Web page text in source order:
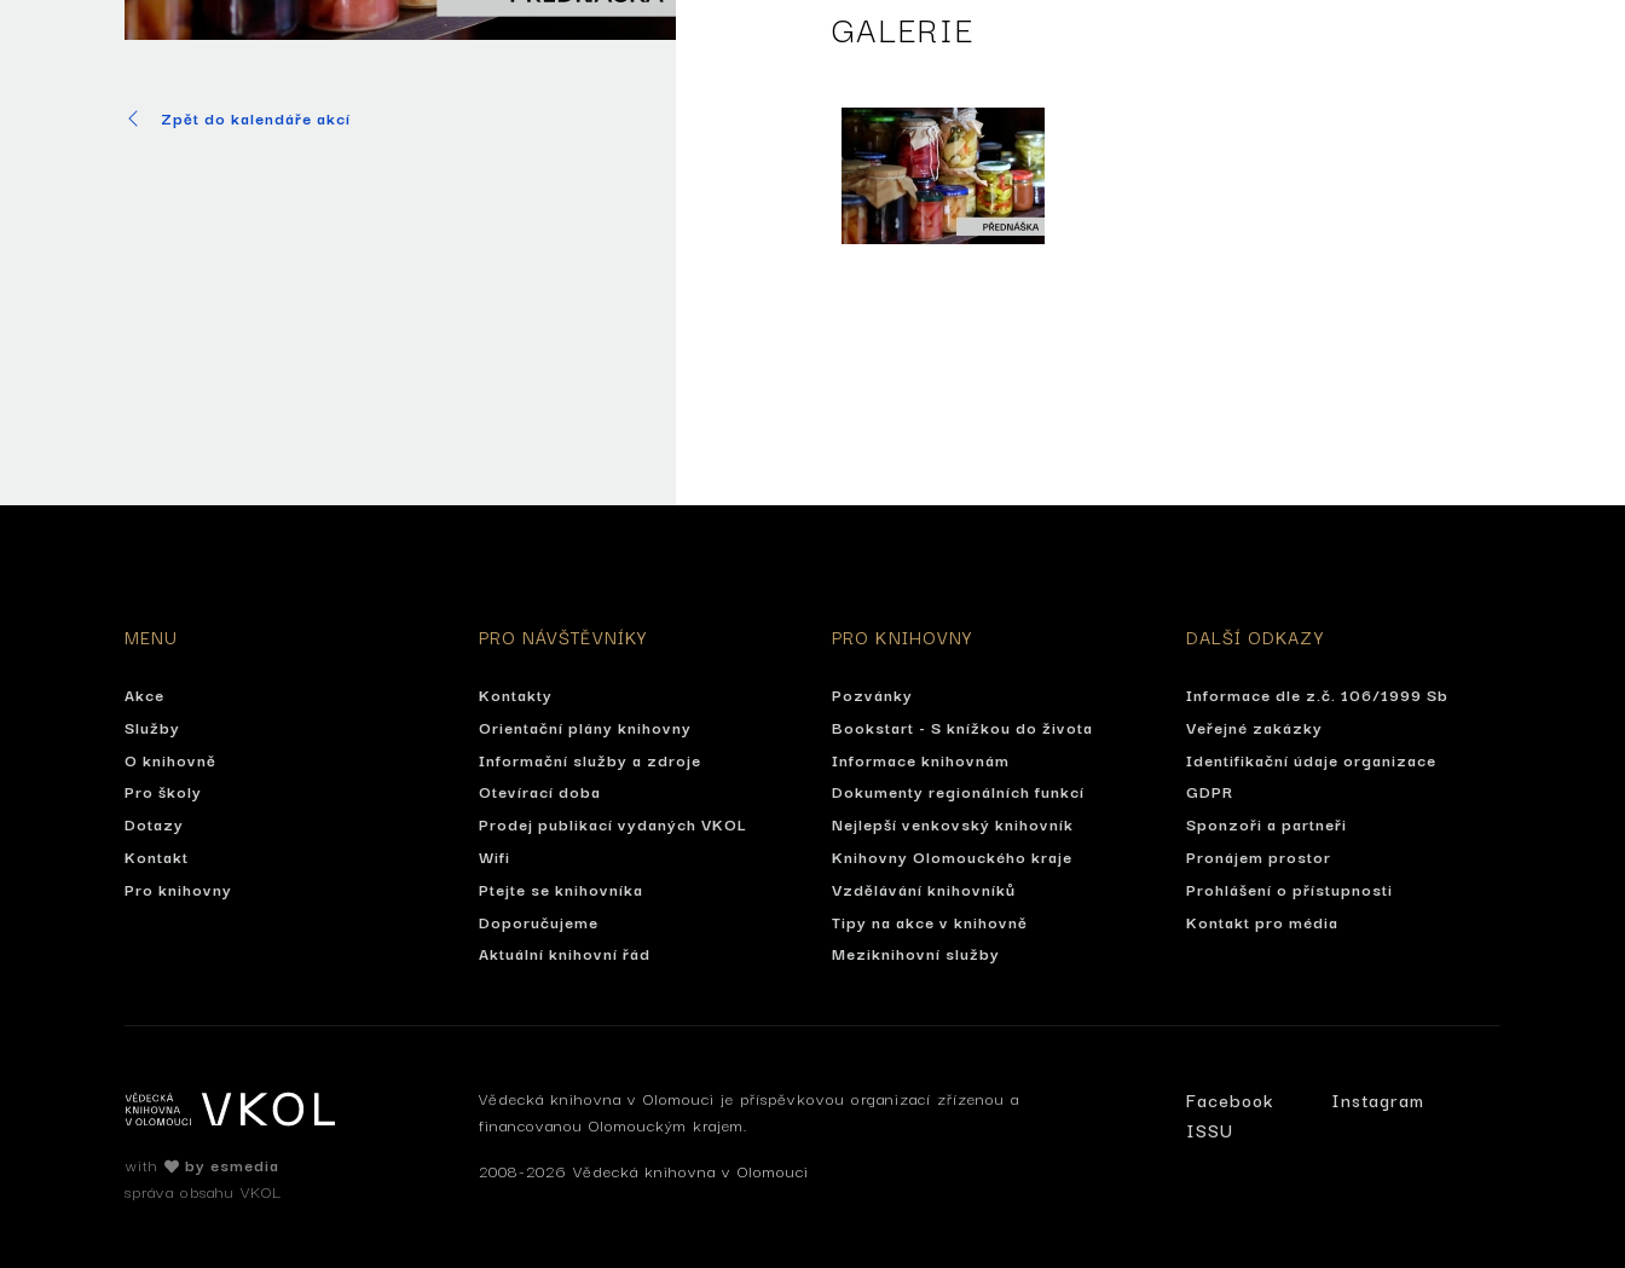
Zpět do kalendáře akcí
GALERIE
MENU
Akce
Služby
O knihovně
Pro školy
Dotazy
Kontakt
Pro knihovny
PRO NÁVŠTĚVNÍKY
Kontakty
Orientační plány knihovny
Informační služby a zdroje
Otevírací doba
Prodej publikací vydaných VKOL
Wifi
Ptejte se knihovníka
Doporučujeme
Aktuální knihovní řád
PRO KNIHOVNY
Pozvánky
Bookstart - S knížkou do života
Informace knihovnám
Dokumenty regionálních funkcí
Nejlepší venkovský knihovník
Knihovny Olomouckého kraje
Vzdělávání knihovníků
Tipy na akce v knihovně
Meziknihovní služby
DALŠÍ ODKAZY
Informace dle z.č. 106/1999 Sb
Veřejné zakázky
Identifikační údaje organizace
GDPR
Sponzoři a partneři
Pronájem prostor
Prohlášení o přístupnosti
Kontakt pro média
with
by esmedia
správa obsahu VKOL
Vědecká knihovna v Olomouci je příspěvkovou organizací zřízenou a
financovanou Olomouckým krajem.
2008-2026 Vědecká knihovna v Olomouci
Facebook
Instagram
ISSU